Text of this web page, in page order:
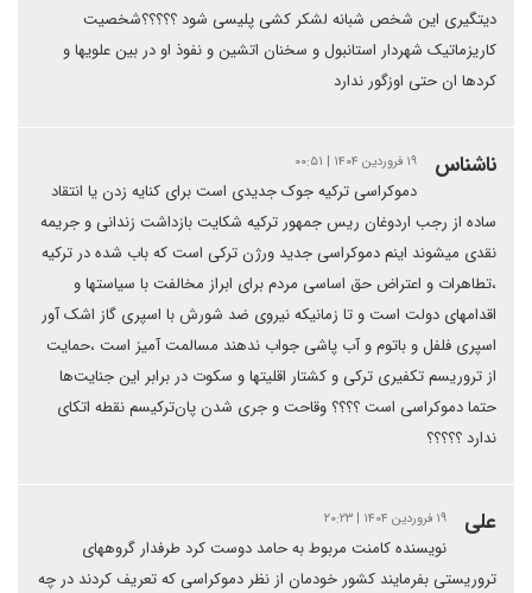
دیتگیری این شخص شبانه لشکر کشی پلیسی شود ؟؟؟؟؟شخصیت
کاریزماتیک شهردار استانبول و سخنان اتشین و نفوذ او در بین علویها و
کردها ان حتی اوزگور ندارد
ناشناس ۱۹ فروردین ۱۴۰۴ | ۰۰:۵۱
دموکراسی ترکیه جوک جدیدی است برای کنایه زدن یا انتقاد
ساده از رجب اردوغان ریس جمهور ترکیه شکایت بازداشت زندانی و جریمه
نقدی میشوند اینم دموکراسی جدید ورژن ترکی است که باب شده در ترکیه
،تطاهرات و اعتراض حق اساسی مردم برای ابراز مخالفت با سیاستها و
اقدامهای دولت است و تا زمانیکه نیروی ضد شورش با اسپری گاز اشک آور
اسپری فلفل و باتوم و آب پاشی جواب ندهند مسالمت آمیز است ،حمایت
از تروریسم تکفیری ترکی و کشتار اقلیتها و سکوت در برابر این جنایت‌ها
حتما دموکراسی است ؟؟؟؟ وقاحت و جری شدن پان‌ترکیسم نقطه اتکای
ندارد ؟؟؟؟؟
علی ۱۹ فروردین ۱۴۰۴ | ۲۰:۲۳
نویسنده کامنت مربوط به حامد دوست کرد طرفدار گروههای
تروریستی بفرمایند کشور خودمان از نظر دموکراسی که تعریف کردند در چه